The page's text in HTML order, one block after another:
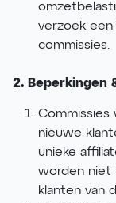
verzoek een
commissies.
2. Beperkingen
nieuwe
unieke
worden niet
klanten van